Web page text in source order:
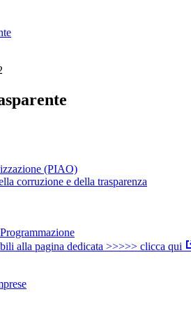
(PIAO)
corruzione e della trasparenza
alla pagina dedicata >>>>> clicca qui